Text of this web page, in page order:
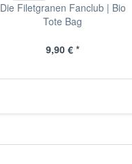
Die Filetgranen Fanclub | Bio
Tote Bag
9,90 € *